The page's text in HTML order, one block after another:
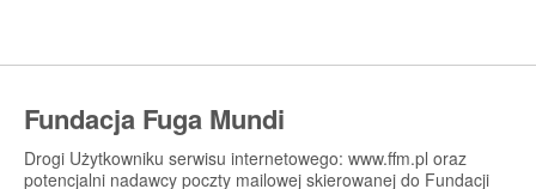
Fundacja Fuga Mundi
Drogi Użytkowniku serwisu internetowego: www.ffm.pl oraz
potencjalni nadawcy poczty mailowej skierowanej do Fundacji